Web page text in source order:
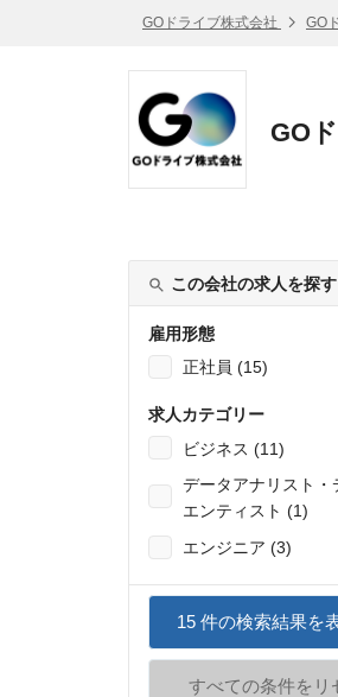
GOドライブ株式会社 GO
GO
この会社の求人を探す
雇用形態
正社員 (15)
求人カテゴリー
ビジネス (11)
データアナリスト・
エンティスト (1)
エンジニア (3)
15件の検索結果を
すべての条件をリ